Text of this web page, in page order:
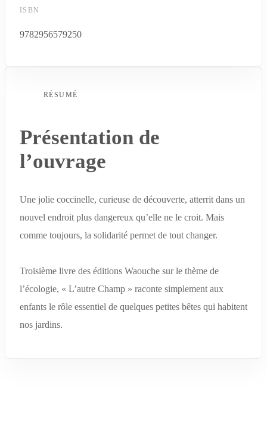
ISBN
9782956579250
RÉSUMÉ
Présentation de
l’ouvrage
Une jolie coccinelle, curieuse de découverte, atterrit dans un
nouvel endroit plus dangereux qu’elle ne le croit. Mais
comme toujours, la solidarité permet de tout changer.
Troisième livre des éditions Waouche sur le thème de
l’écologie, « L’autre Champ » raconte simplement aux
enfants le rôle essentiel de quelques petites bêtes qui habitent
nos jardins.